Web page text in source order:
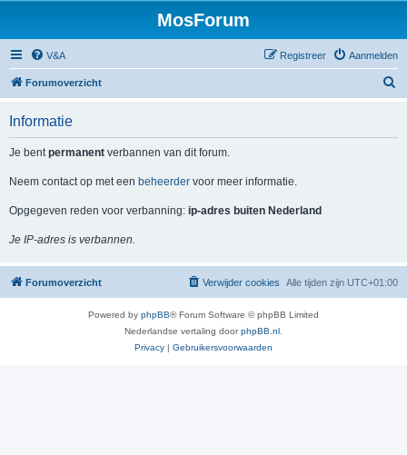
MosForum
V&A Aanmelden
Registreer
Forumoverzicht
Informatie
Je bentpermanent verbannen van dit forum.
Neem contact op met een beheerder voor meer informatie.
Opgegeven reden voor verbanning: ip-adres buiten Nederland
Je IP-adres is verbannen.
Forumoverzicht Alle tijden zijn UTC+01:00
Verwijder cookies
Powered by phpBB® Forum Software © phpBB Limited
Nederlandse vertaling doorphpBB.nl
Privacy | Gebruikersvoorwaarden